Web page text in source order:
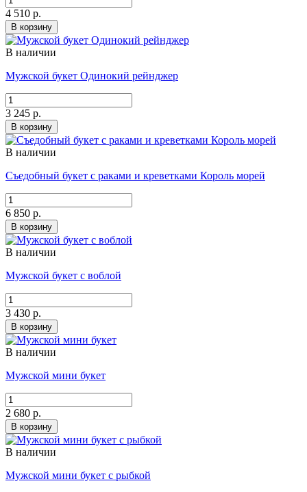
4 510 р.
В корзину
В наличии
Мужской букет Одинокий рейнджер
3 245 р.
В корзину
В наличии
Съедобный букет с раками и креветками Король морей
6 850 р.
В корзину
В наличии
Мужской букет с воблой
3 430 р.
В корзину
В наличии
Мужской мини букет
2 680 р.
В корзину
В наличии
Мужской мини букет с рыбкой